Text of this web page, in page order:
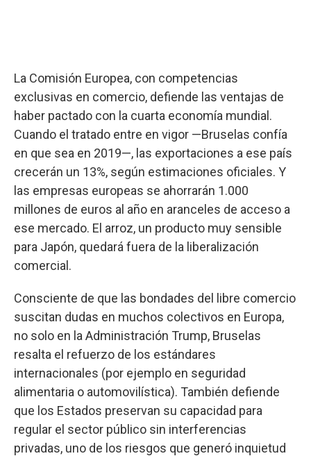
La Comisión Europea, con competencias
exclusivas en comercio, defiende las ventajas de
haber pactado con la cuarta economía mundial.
Cuando el tratado entre en vigor —Bruselas confía
en que sea en 2019—, las exportaciones a ese país
crecerán un 13%, según estimaciones oficiales. Y
las empresas europeas se ahorrarán 1.000
millones de euros al año en aranceles de acceso a
ese mercado. El arroz, un producto muy sensible
para Japón, quedará fuera de la liberalización
comercial.
Consciente de que las bondades del libre comercio
suscitan dudas en muchos colectivos en Europa,
no solo en la Administración Trump, Bruselas
resalta el refuerzo de los estándares
internacionales (por ejemplo en seguridad
alimentaria o automovilística). También defiende
que los Estados preservan su capacidad para
regular el sector público sin interferencias
privadas, uno de los riesgos que generó inquietud